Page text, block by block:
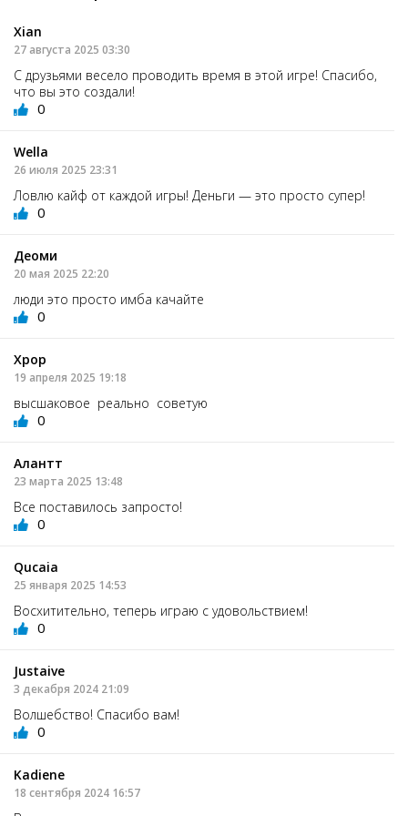
Xian
27 августа 2025 03:30
С друзьями весело проводить время в этой игре! Спасибо,
что вы это создали!
0
Wella
26 июля 2025 23:31
Ловлю кайф от каждой игры! Деньги — это просто супер!
0
Деоми
20 мая 2025 22:20
люди это просто имба качайте
0
Хрор
19 апреля 2025 19:18
высшаковое реально советую
0
Алантт
23 марта 2025 13:48
Все поставилось запросто!
0
Qucaia
25 января 2025 14:53
Восхитительно, теперь играю с удовольствием!
0
Justaive
3 декабря 2024 21:09
Волшебство! Спасибо вам!
0
Kadiene
18 сентября 2024 16:57